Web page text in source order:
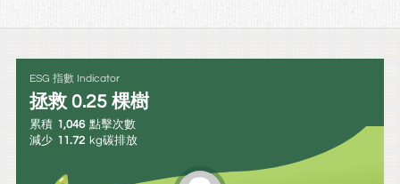
ESG 指數 Indicator
拯救 0.25 棵樹
累積 1,046 點擊次數
減少 11.72 kg碳排放